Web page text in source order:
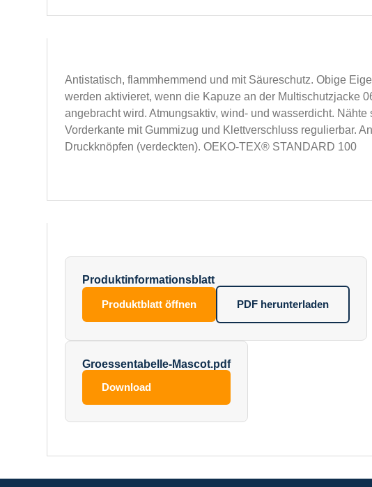
Antistatisch, flammhemmend und mit Säureschutz. Obige
werden aktivieret, wenn die Kapuze an der Multischutzjacke
angebracht wird. Atmungsaktiv, wind- und wasserdicht. Nähte
Vorderkante mit Gummizug und Klettverschluss regulierbar.
Druckknöpfen (verdeckten). OEKO-TEX® STANDARD 100
Produktinformationsblatt
Produktblatt öffnen PDF herunterladen
Groessentabelle-Mascot.pdf
Download